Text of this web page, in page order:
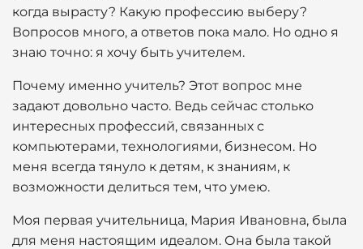
когда вырасту? Какую профессию выберу?
Вопросов много, а ответов пока мало. Но одно я
знаю точно: я хочу быть учителем.
Почему именно учитель? Этот вопрос мне
задают довольно часто. Ведь сейчас столько
интересных профессий, связанных с
компьютерами, технологиями, бизнесом. Но
меня всегда тянуло к детям, к знаниям, к
возможности делиться тем, что умею.
Моя первая учительница, Мария Ивановна, была
для меня настоящим идеалом. Она была такой